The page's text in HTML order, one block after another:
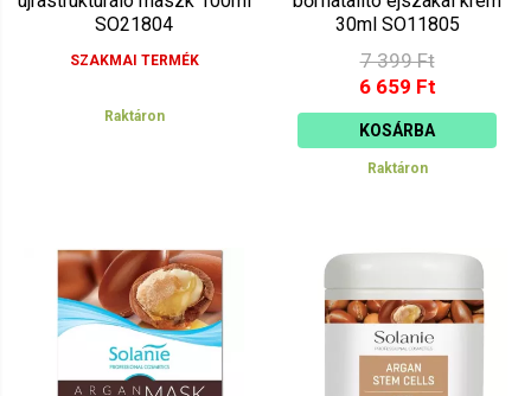
SO21804
SZAKMAI TERMÉK
Raktáron
30ml SO11805
7 399 Ft
6 659 Ft
KOSÁRBA
Raktáron